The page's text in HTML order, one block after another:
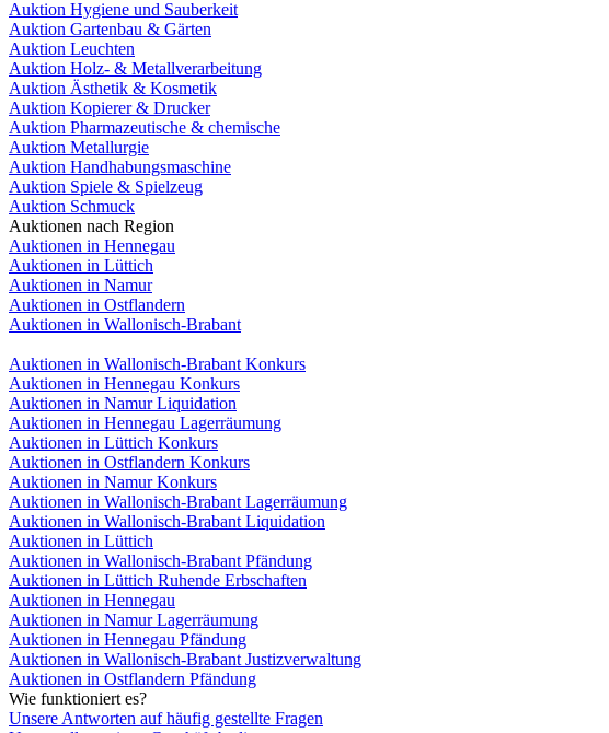
Auktion Hygiene und Sauberkeit
Auktion Gartenbau & Gärten
Auktion Leuchten
Auktion Holz- & Metallverarbeitung
Auktion Ästhetik & Kosmetik
Auktion Kopierer & Drucker
Auktion Pharmazeutische & chemische
Auktion Metallurgie
Auktion Handhabungsmaschine
Auktion Spiele & Spielzeug
Auktion Schmuck
Auktionen nach Region
Auktionen in Hennegau
Auktionen in Lüttich
Auktionen in Namur
Auktionen in Ostflandern
Auktionen in Wallonisch-Brabant
Auktionen in Wallonisch-Brabant Konkurs
Auktionen in Hennegau Konkurs
Auktionen in Namur Liquidation
Auktionen in Hennegau Lagerräumung
Auktionen in Lüttich Konkurs
Auktionen in Ostflandern Konkurs
Auktionen in Namur Konkurs
Auktionen in Wallonisch-Brabant Lagerräumung
Auktionen in Wallonisch-Brabant Liquidation
Auktionen in Lüttich
Auktionen in Wallonisch-Brabant Pfändung
Auktionen in Lüttich Ruhende Erbschaften
Auktionen in Hennegau
Auktionen in Namur Lagerräumung
Auktionen in Hennegau Pfändung
Auktionen in Wallonisch-Brabant Justizverwaltung
Auktionen in Ostflandern Pfändung
Wie funktioniert es?
Unsere Antworten auf häufig gestellte Fragen